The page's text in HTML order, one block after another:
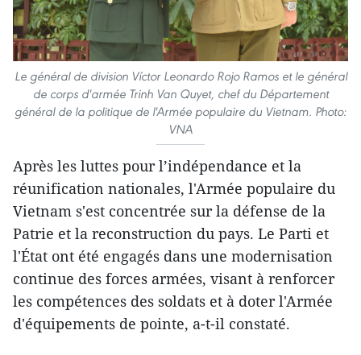
Le général de division Víctor Leonardo Rojo Ramos et le général
de corps d'armée Trinh Van Quyet, chef du Département
général de la politique de l'Armée populaire du Vietnam. Photo:
VNA
Après les luttes pour l’indépendance et la
réunification nationales, l'Armée populaire du
Vietnam s'est concentrée sur la défense de la
Patrie et la reconstruction du pays. Le Parti et
l'État ont été engagés dans une modernisation
continue des forces armées, visant à renforcer
les compétences des soldats et à doter l'Armée
d'équipements de pointe, a-t-il constaté.